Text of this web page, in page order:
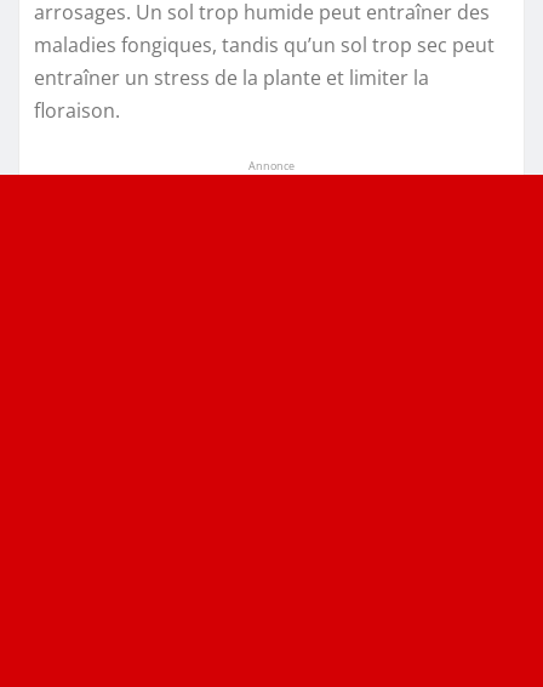
arrosages. Un sol trop humide peut entraîner des
maladies fongiques, tandis qu’un sol trop sec peut
entraîner un stress de la plante et limiter la
floraison.
Annonce